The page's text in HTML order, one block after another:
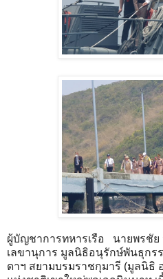
ผู้บัญชาการทหารเรือ นายพรชัย
เลขานุการ มูลนิธิอนุรักษ์พันธุกร
ดาฯ สยามบรมราชกุมารี (มูลนิธิ